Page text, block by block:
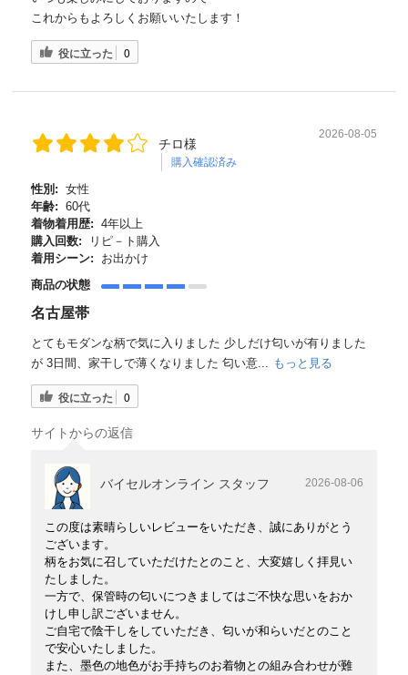
これからもよろしくお願いいたします！
役に立った 0
チロ様
購入確認済み
2026-08-05
性別: 女性
年齢: 60代
着物着用歴: 4年以上
購入回数:
リピ－ト購入
着用シーン:
お出かけ
商品の状態
名古屋帯
とてもモダンな柄で気に入りました 少しだけ匂いが有りました
が 3日間、家干しで薄くなりました 匂い意...
もっと見る
役に立った 0
サイトからの返信
バイセルオンライン スタッフ 2026-08-06
この度は素晴らしいレビューをいただき、誠にありがとう
ございます。
柄をお気に召していただけたとのこと、大変嬉しく拝見い
たしました。
一方で、保管時の匂いにつきましてはご不快な思いをおか
けし申し訳ございません。
ご自宅で陰干しをしていただき、匂いが和らいだとのこと
で安心いたしました。
また、墨色の地色がお手持ちのお着物との組み合わせが難